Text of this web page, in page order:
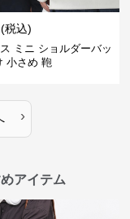
(税込)
ミニ ショルダーバッ
小さめ 鞄
›
アイテム